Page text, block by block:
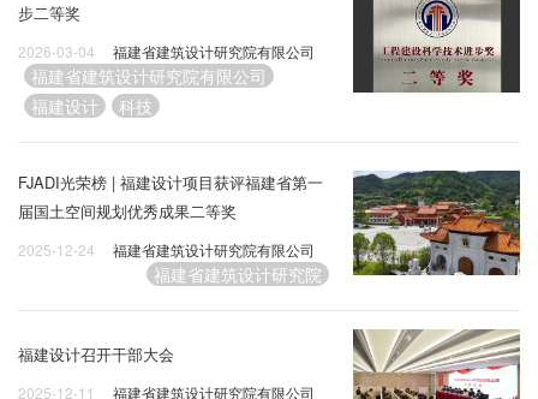
步二等奖
2026-03-04 福建省建筑设计研究院有限公司
福建省建筑设计研究院有限公司
福建设计
科技
FJADI光荣榜 | 福建设计项目获评福建省第一
届国土空间规划优秀成果二等奖
2025-12-24 福建省建筑设计研究院有限公司
福建省建筑设计研究院
福建设计召开干部大会
2025-12-11 福建省建筑设计研究院有限公司